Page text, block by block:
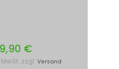
€
MwSt. zzgl. Versand